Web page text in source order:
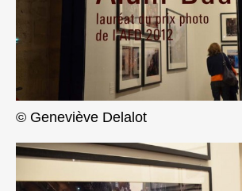
© Geneviève Delalot